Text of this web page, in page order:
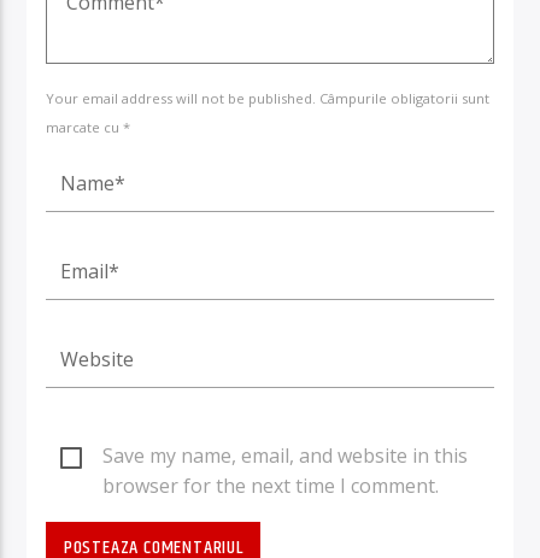
Your email address will not be published. Câmpurile obligatorii sunt
marcate cu *
Save my name, email, and website in this
browser for the next time I comment.